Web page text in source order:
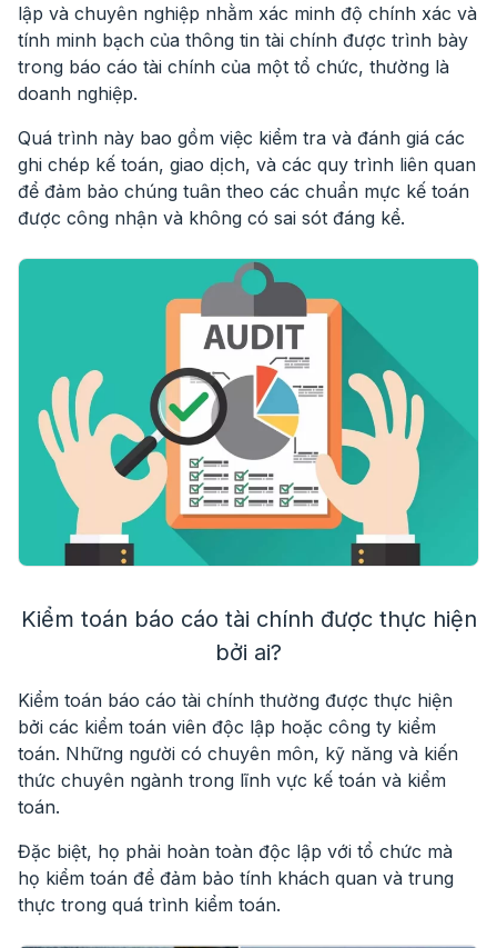
lập và chuyên nghiệp nhằm xác minh độ chính xác và
tính minh bạch của thông tin tài chính được trình bày
trong báo cáo tài chính của một tổ chức, thường là
doanh nghiệp.
Quá trình này bao gồm việc kiểm tra và đánh giá các
ghi chép kế toán, giao dịch, và các quy trình liên quan
để đảm bảo chúng tuân theo các chuẩn mực kế toán
được công nhận và không có sai sót đáng kể.
Kiểm toán báo cáo tài chính được thực hiện
bởi ai?
Kiểm toán báo cáo tài chính thường được thực hiện
bởi các kiểm toán viên độc lập hoặc công ty kiểm
toán. Những người có chuyên môn, kỹ năng và kiến
thức chuyên ngành trong lĩnh vực kế toán và kiểm
toán.
Đặc biệt, họ phải hoàn toàn độc lập với tổ chức mà
họ kiểm toán để đảm bảo tính khách quan và trung
thực trong quá trình kiểm toán.